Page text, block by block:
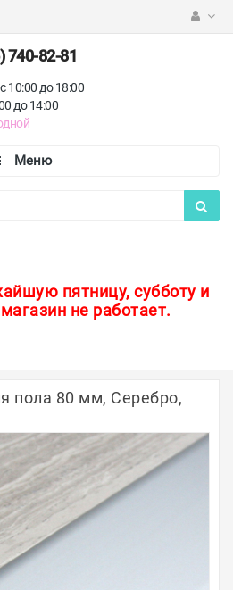
740-82-81
10:00 до 18:00
до 14:00
пятницу, субботу и
не работает.
пола 80 мм, Серебро,